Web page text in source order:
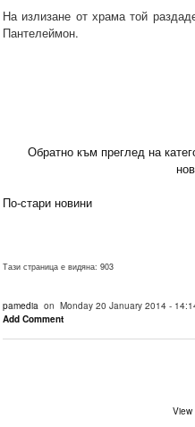
На излизане от храма той
Пантелеймон.
Обратно към преглед на
По-стари новини
Тази страница е видяна: 903
pamedia on Monday 20 January 2014 -
Add Comment
View